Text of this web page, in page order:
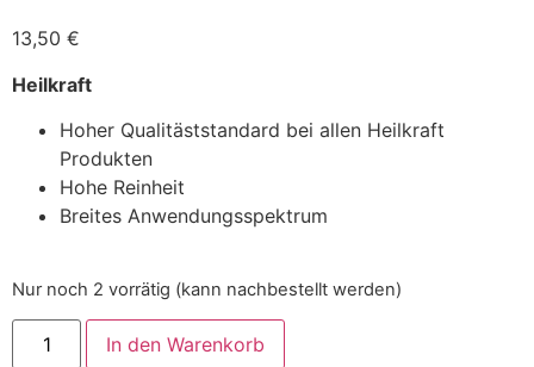
13,50 €
Heilkraft
Hoher Qualitäststandard bei allen Heilkraft
Produkten
Hohe Reinheit
Breites Anwendungsspektrum
Nur noch 2 vorrätig (kann nachbestellt werden)
In den Warenkorb